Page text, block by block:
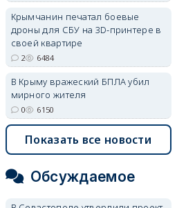
электроснабжение
рассказал о перспективах
электроснабжения города
Энергетики, подчеркнул он,
делают практически
невозможное.
07/08/2026 10:13 4188
Крымчанин печатал боевые
дроны для СБУ на 3D-принтере в
своей квартире
2 6484
В Крыму вражеский БПЛА убил
мирного жителя
0 6150
Показать все новости
Обсуждаемое